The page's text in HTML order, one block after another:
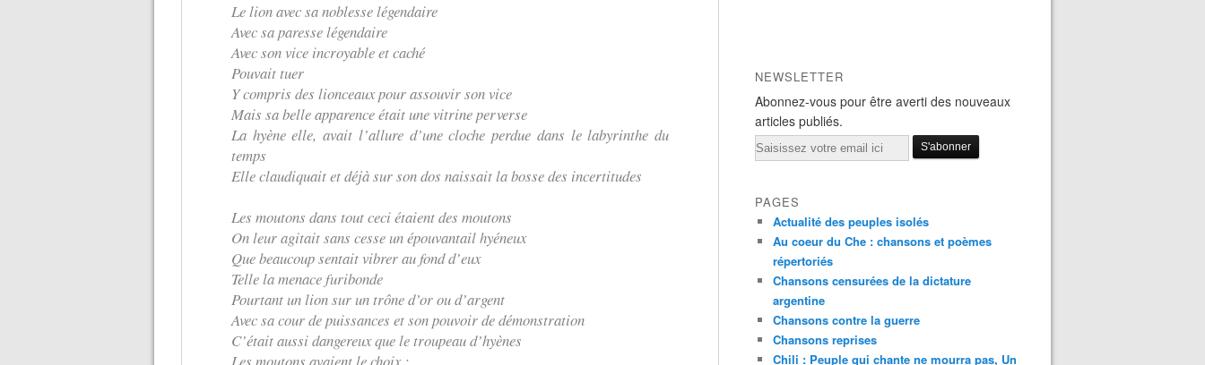
Le lion avec sa noblesse légendaire
Avec sa paresse légendaire
Avec son vice incroyable et caché
Pouvait tuer
Y compris des lionceaux pour assouvir son vice
Mais sa belle apparence était une vitrine perverse
La hyène elle, avait l’allure d’une cloche perdue dans le labyrinthe du
temps
Elle claudiquait et déjà sur son dos naissait la bosse des incertitudes
Les moutons dans tout ceci étaient des moutons
On leur agitait sans cesse un épouvantail hyéneux
Que beaucoup sentait vibrer au fond d’eux
Telle la menace furibonde
Pourtant un lion sur un trône d’or ou d’argent
Avec sa cour de puissances et son pouvoir de démonstration
C’était aussi dangereux que le troupeau d’hyènes
NEWSLETTER
Abonnez-vous pour être averti des nouveaux
articles publiés.
Email
PAGES
Actualité des peuples isolés
Au coeur du Che : chansons et poèmes
répertoriés
Chansons censurées de la dictature
argentine
Chansons contre la guerre
Chansons reprises
Chili : Peuple qui chante ne mourra pas, Un